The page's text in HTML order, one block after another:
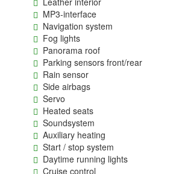
MP3-interface
Navigation system
Fog lights
Panorama roof
Parking sensors front/rear
Rain sensor
Side airbags
Servo
Heated seats
Soundsystem
Auxiliary heating
Start / stop system
Daytime running lights
Cruise control